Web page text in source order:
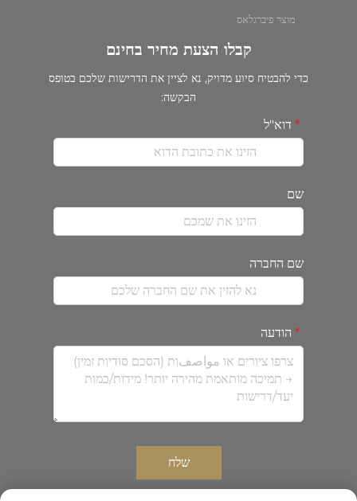
מוצר פיברגלאס
קבלו הצעת מחיר בחינם
כדי להבטיח סיוע מדויק, נא לציין את הדרישות שלכם בטופס
הבקשה:
דוא"ל
שם
שם החברה
הודעה
שלח